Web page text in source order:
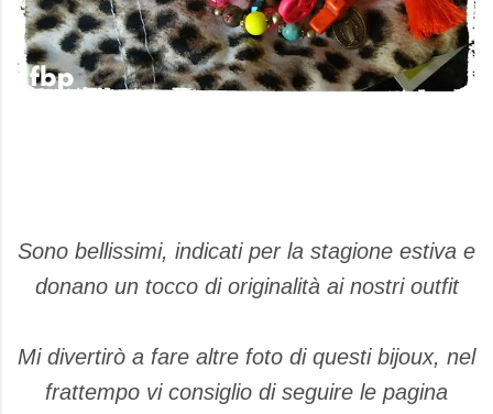
Sono bellissimi, indicati per la stagione estiva e
donano un tocco di originalità ai nostri outfit
Mi divertirò a fare altre foto di questi bijoux, nel
frattempo vi consiglio di seguire le pagina